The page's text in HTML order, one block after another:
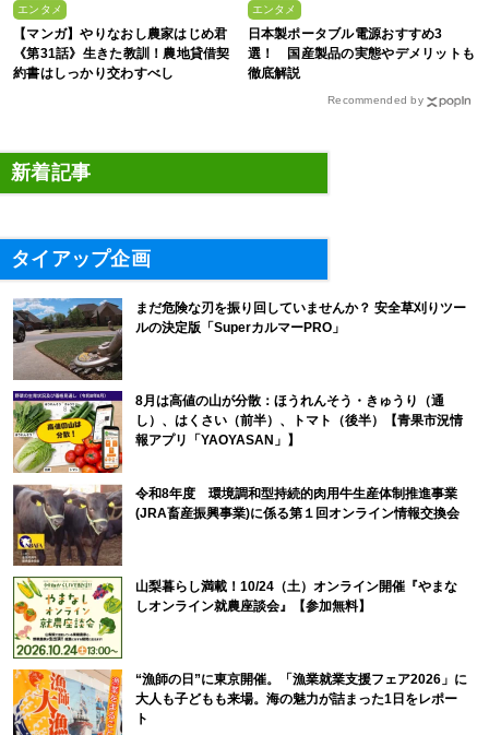
エンタメ
【マンガ】やりなおし農家はじめ君
《第31話》生きた教訓！農地貸借契
約書はしっかり交わすべし
エンタメ
日本製ポータブル電源おすすめ3
選！ 国産製品の実態やデメリットも
徹底解説
Recommended by
新着記事
タイアップ企画
まだ危険な刃を振り回していませんか？ 安全草刈りツー
ルの決定版「SuperカルマーPRO」
8月は高値の山が分散：ほうれんそう・きゅうり（通
し）、はくさい（前半）、トマト（後半）【青果市況情
報アプリ「YAOYASAN」】
令和8年度 環境調和型持続的肉用牛生産体制推進事業
(JRA畜産振興事業)に係る第１回オンライン情報交換会
山梨暮らし満載！10/24（土）オンライン開催『やまな
しオンライン就農座談会』【参加無料】
“漁師の日”に東京開催。「漁業就業支援フェア2026」に
大人も子どもも来場。海の魅力が詰まった1日をレポー
ト